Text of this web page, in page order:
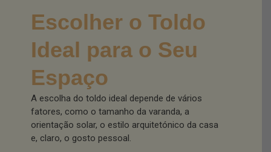
Escolher o Toldo
Ideal para o Seu
Espaço
A escolha do toldo ideal depende de vários
fatores, como o tamanho da varanda, a
orientação solar, o estilo arquitetónico da casa
e, claro, o gosto pessoal.